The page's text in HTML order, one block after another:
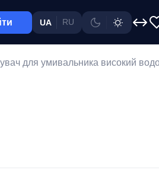
UA RU
для умивальника високий